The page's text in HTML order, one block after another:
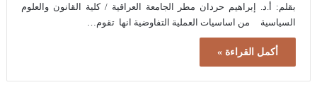
بقلم: أ.د. إبراهيم حردان مطر الجامعة العراقية / كلية القانون والعلوم
السياسية من اساسيات العملية التفاوضية انها تقوم…
أكمل القراءة »